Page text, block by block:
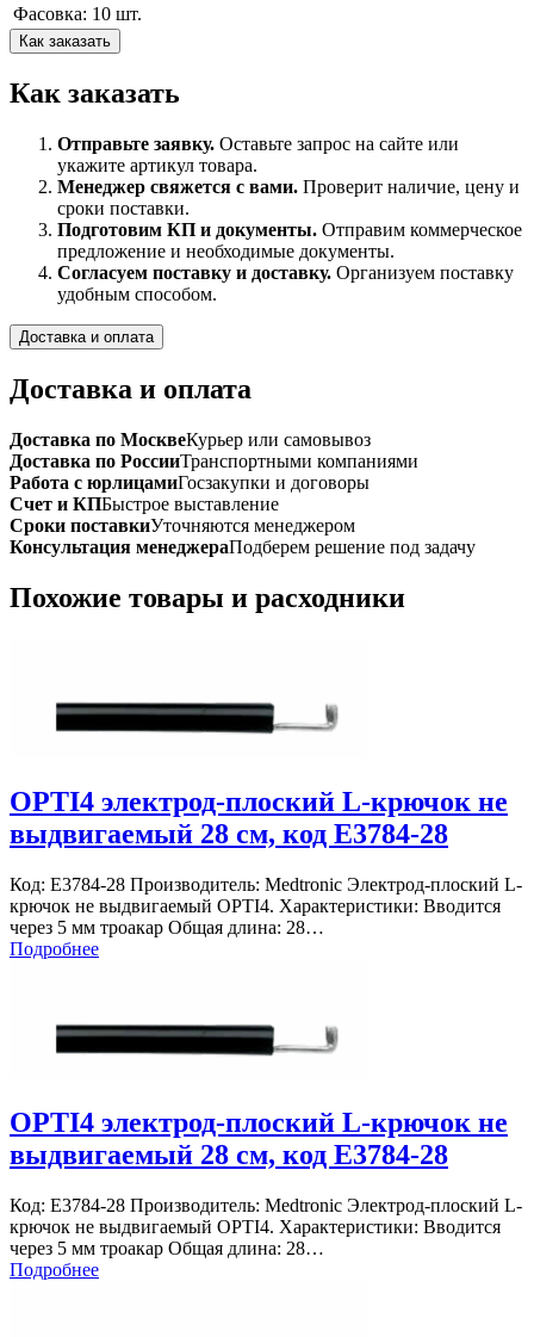
Фасовка: 10 шт.
Как заказать
Как заказать
Отправьте заявку. Оставьте запрос на сайте или
укажите артикул товара.
Менеджер свяжется с вами. Проверит наличие, цену и
сроки поставки.
Подготовим КП и документы. Отправим коммерческое
предложение и необходимые документы.
Согласуем поставку и доставку. Организуем поставку
удобным способом.
Доставка и оплата
Доставка и оплата
Доставка по МосквеКурьер или самовывоз
Доставка по РоссииТранспортными компаниями
Работа с юрлицамиГосзакупки и договоры
Счет и КПБыстрое выставление
Сроки поставкиУточняются менеджером
Консультация менеджераПодберем решение под задачу
Похожие товары и расходники
OPTI4 электрод-плоский L-крючок не
выдвигаемый 28 см, код E3784-28
Код: E3784-28 Производитель: Medtronic Электрод-плоский L-
крючок не выдвигаемый OPTI4. Характеристики: Вводится
через 5 мм троакар Общая длина: 28…
Подробнее
OPTI4 электрод-плоский L-крючок не
выдвигаемый 28 см, код E3784-28
Код: E3784-28 Производитель: Medtronic Электрод-плоский L-
крючок не выдвигаемый OPTI4. Характеристики: Вводится
через 5 мм троакар Общая длина: 28…
Подробнее